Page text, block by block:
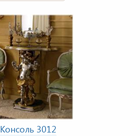
Консоль 3012